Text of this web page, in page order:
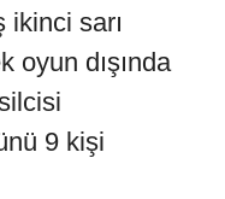
ikinci sarı
oyun dışında
9 kişi